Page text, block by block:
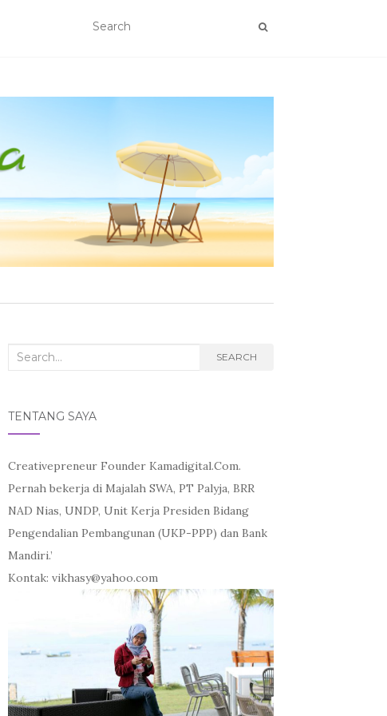
Search
SEARCH
TENTANG SAYA
Creativepreneur Founder Kamadigital.Com.
Pernah bekerja di Majalah SWA, PT Palyja, BRR
NAD Nias, UNDP, Unit Kerja Presiden Bidang
Pengendalian Pembangunan (UKP-PPP) dan Bank
Mandiri.’
Kontak: vikhasy@yahoo.com